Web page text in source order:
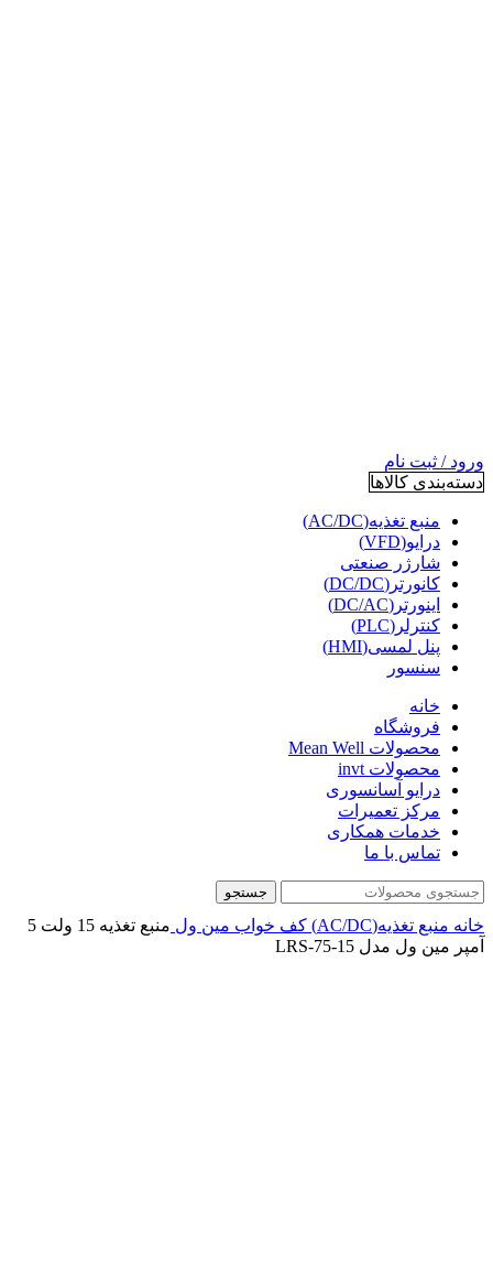
ورود / ثبت نام
دسته‌بندی کالاها
منبع تغذیه(AC/DC)
درایو(VFD)
شارژر صنعتی
کانورتر(DC/DC)
اینورتر(DC/AC)
کنترلر(PLC)
پنل لمسی(HMI)
سنسور
خانه
فروشگاه
محصولات Mean Well
محصولات invt
درایو آسانسوری
مرکز تعمیرات
خدمات همکاری
تماس با ما
جستجو
خانه منبع تغذیه(AC/DC) کف خواب مین ول
منبع تغذیه 15 ولت 5
آمپر مین ول مدل LRS-75-15